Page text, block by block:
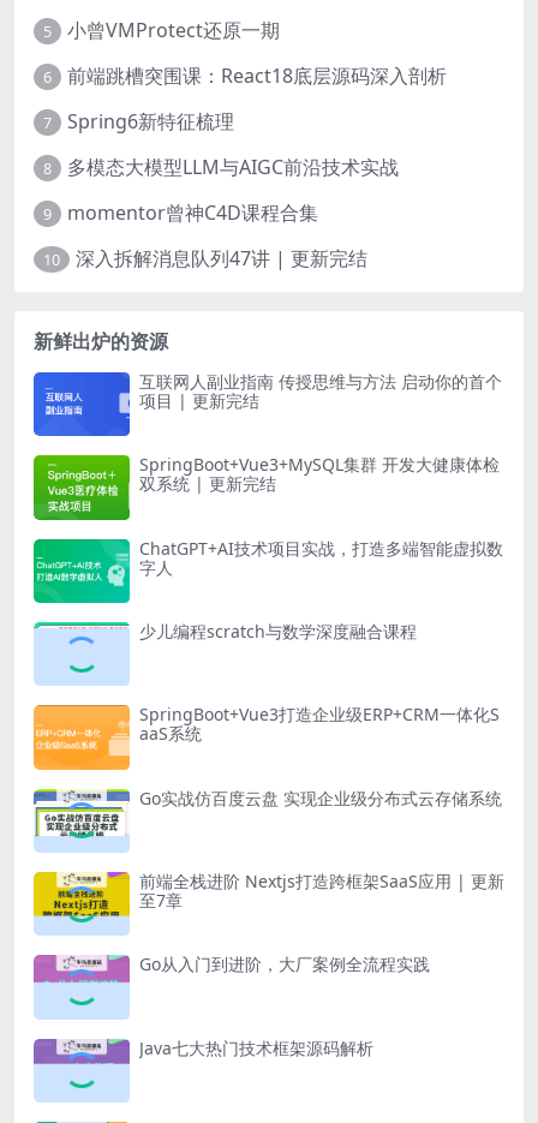
5 小曾VMProtect还原一期
6 前端跳槽突围课：React18底层源码深入剖析
7 Spring6新特征梳理
8 多模态大模型LLM与AIGC前沿技术实战
9 momentor曾神C4D课程合集
10 深入拆解消息队列47讲 | 更新完结
新鲜出炉的资源
互联网人副业指南 传授思维与方法 启动你的首个
项目 | 更新完结
SpringBoot+Vue3+MySQL集群 开发大健康体检
双系统 | 更新完结
ChatGPT+AI技术项目实战，打造多端智能虚拟数
字人
少儿编程scratch与数学深度融合课程
SpringBoot+Vue3打造企业级ERP+CRM一体化S
aaS系统
Go实战仿百度云盘 实现企业级分布式云存储系统
前端全栈进阶 Nextjs打造跨框架SaaS应用 | 更新
至7章
Go从入门到进阶，大厂案例全流程实践
Java七大热门技术框架源码解析